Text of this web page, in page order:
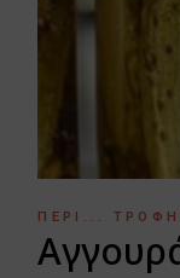
ΠΕΡΊ...